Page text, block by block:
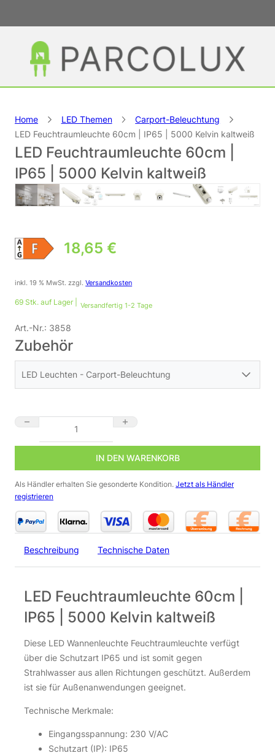
Home LED Themen
Carport-Beleuchtung
LED Feuchtraumleuchte 60cm | IP65 | 5000 Kelvin kaltweiß
LED Feuchtraumleuchte 60cm |
IP65 | 5000 Kelvin kaltweiß
18,65 €
inkl. 19 % MwSt. zzgl.Versandkosten
69 Stk. auf Lager | Versandfertig 1-2 Tage
Art.-Nr.: 3858
Zubehör
LED Leuchten - Carport-Beleuchtung
LED Feuchtraumleuchte 120cm | IP65 | 40 Watt | CCT
mit Bewegungsmelder
98,95€
43 Stk. auf Lager
LED Feuchtraumleuchte 120cm | IP65 | 40 Watt | CCT mit
LED Feuchtraumleuchte 120cm | IP65 | 40 Watt | CCT mit
LED Feuchtraumleuchte 60cm | IP65 | 5000 Kelvin kaltweiß
IN DEN WARENKORB
Als Händler erhalten Sie gesonderte Kondition. Jetzt als Händler
registrieren
Beschreibung Technische Daten
LED Feuchtraumleuchte 60cm |
IP65 | 5000 Kelvin kaltweiß
Diese LED Wannenleuchte Feuchtraumleuchte verfügt
über die Schutzart IP65 und ist somit gegen
Strahlwasser aus allen Richtungen geschützt. Außerdem
ist sie für Außenanwendungen geeignet.
Technische Merkmale:
Eingangsspannung: 230 V/AC
Schutzart (IP): IP65